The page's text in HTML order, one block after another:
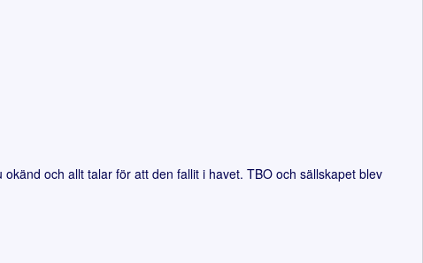
och allt talar för att den fallit i havet. TBO och sällskapet blev